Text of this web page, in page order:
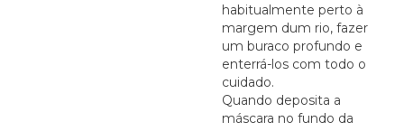
habitualmente perto à
margem dum rio, fazer
um buraco profundo e
enterrá-los com todo o
cuidado.
Quando deposita a
máscara no fundo da